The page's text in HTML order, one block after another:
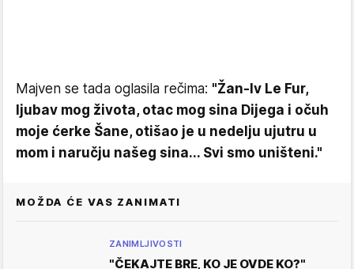
Majven se tada oglasila rečima: "Žan-Iv Le Fur,
ljubav mog života, otac mog sina Dijega i očuh
moje ćerke Šane, otišao je u nedelju ujutru u
mom i naručju našeg sina... Svi smo uništeni."
MOŽDA ĆE VAS ZANIMATI
ZANIMLJIVOSTI
"ČEKAJTE BRE, KO JE OVDE KO?"